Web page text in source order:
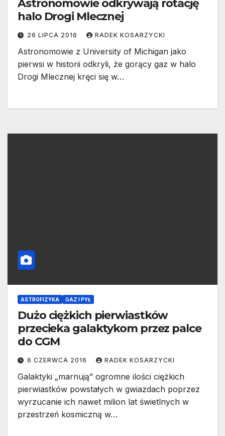
Astronomowie odkrywają rotację
halo Drogi Mlecznej
26 LIPCA 2016 RADEK KOSARZYCKI
Astronomowie z University of Michigan jako
pierwsi w historii odkryli, że gorący gaz w halo
Drogi Mlecznej kręci się w…
ASTROFIZYKA GAZ I PYŁ
Dużo ciężkich pierwiastków
przecieka galaktykom przez palce
do CGM
6 CZERWCA 2016 RADEK KOSARZYCKI
Galaktyki „marnują” ogromne ilości ciężkich
pierwiastków powstałych w gwiazdach poprzez
wyrzucanie ich nawet milion lat świetlnych w
przestrzeń kosmiczną w…